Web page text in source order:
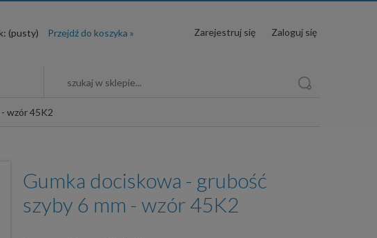
Zarejestruj się Zaloguj się
(pusty)
wzór 45K2
Gumka dociskowa - grubość
szyby 6 mm - wzór 45K2